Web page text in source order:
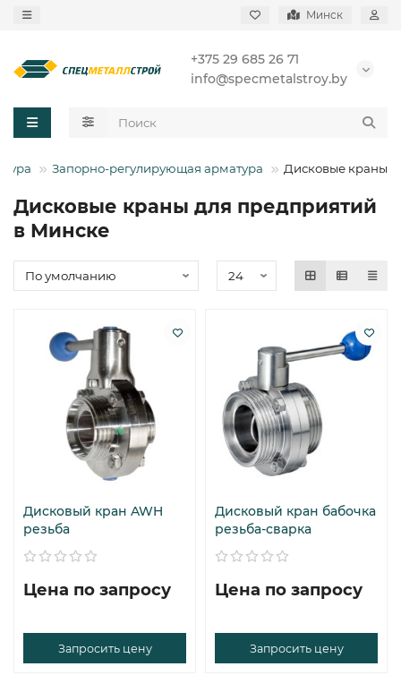
Минск
+375 29 685 26 71
info@specmetalstroy.by
Запорно-регулирующая арматура Дисковые краны
Дисковые краны для предприятий
в Минске
Дисковый кран AWH
резьба
Цена по запросу
Запросить цену
Дисковый кран бабочка
резьба-сварка
Цена по запросу
Запросить цену